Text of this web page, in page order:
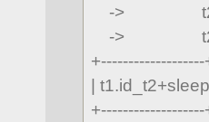
->
->
+-------------------
|
+-------------------